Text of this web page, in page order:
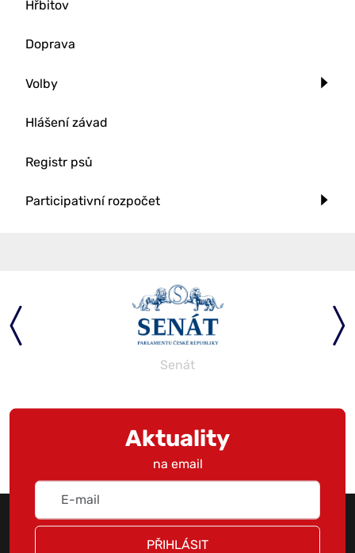
Hřbitov
Doprava
Volby
Hlášení závad
Registr psů
Participativní rozpočet
Senát
Aktuality
na email
PŘIHLÁSIT